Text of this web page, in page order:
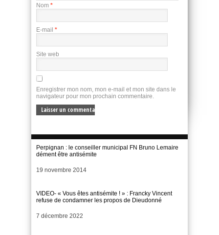
Nom *
E-mail *
Site web
Enregistrer mon nom, mon e-mail et mon site dans le
navigateur pour mon prochain commentaire.
Perpignan : le conseiller municipal FN Bruno Lemaire
dément être antisémite
Date
19 novembre 2014
VIDEO- « Vous êtes antisémite ! » : Francky Vincent
refuse de condamner les propos de Dieudonné
Date
7 décembre 2022